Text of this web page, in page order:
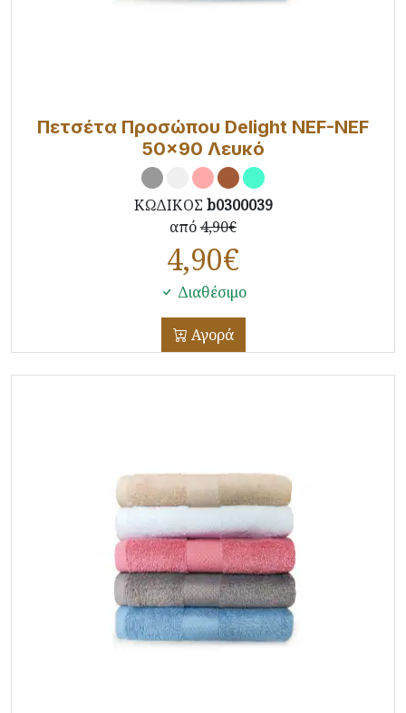
Πετσέτα Προσώπου Delight NEF-NEF
50x90 Λευκό
ΚΩΔΙΚΟΣ b0300039
από4,90€
4,90€
Διαθέσιμο
Αγορά